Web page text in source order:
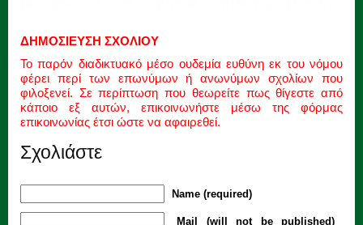
ΔΗΜΟΣΙΕΥΣΗ ΣΧΟΛΙΟΥ
Το παρόν διαδικτυακό μέσο ουδεμία ευθύνη εκ του νόμου
φέρει περί των επωνύμων ή ανωνύμων σχολίων που
φιλοξενεί. Σε περίπτωση που θεωρείτε πως θίγεστε από
κάποιο εξ αυτών, επικοινωνήστε μέσω της φόρμας
επικοινωνίας έτσι ώστε να αφαιρεθεί.
Σχολιάστε
Name (required)
Mail (will not be published)